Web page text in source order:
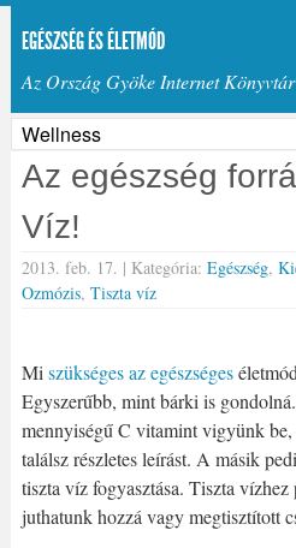
EGÉSZSÉG ÉS ÉLETMÓD
Az Ország Gyöke Internet Könyvtár
Az egészség
Víz!
2013. feb. 17. | Kategória: Egészség,
Ozmózis, Tiszta víz
Mi szükséges az egészséges
Egyszerűbb, mint bárki is
mennyiségű C vitamint vigyünk
találsz részletes leírást. A másik
tiszta víz fogyasztása. Tiszta
juthatunk hozzá vagy megtisztított